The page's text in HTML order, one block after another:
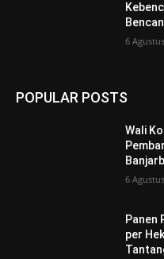
6
POPULAR POSTS
Wali
6
Panen
per